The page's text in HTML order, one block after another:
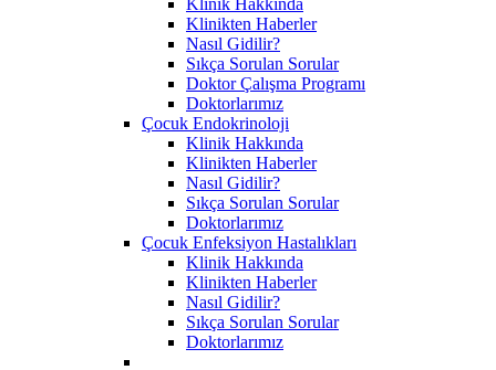
Klinikten Haberler
Nasıl Gidilir?
Sıkça Sorulan Sorular
Doktor Çalışma Programı
Doktorlarımız
Çocuk Endokrinoloji
Klinik Hakkında
Klinikten Haberler
Nasıl Gidilir?
Sıkça Sorulan Sorular
Doktorlarımız
Çocuk Enfeksiyon Hastalıkları
Klinik Hakkında
Klinikten Haberler
Nasıl Gidilir?
Sıkça Sorulan Sorular
Doktorlarımız